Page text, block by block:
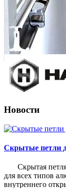
Новости
Скрытые петли
Скрытая петля
для всех типов
внутреннего